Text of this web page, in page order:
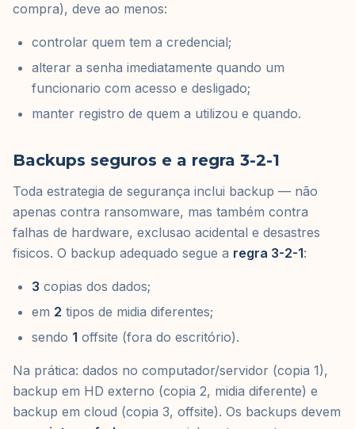
compra), deve ao menos:
controlar quem tem a credencial;
alterar a senha imediatamente quando um
funcionario com acesso e desligado;
manter registro de quem a utilizou e quando.
Backups seguros e a regra 3-2-1
Toda estrategia de segurança inclui backup — não
apenas contra ransomware, mas também contra
falhas de hardware, exclusao acidental e desastres
fisicos. O backup adequado segue a regra 3-2-1:
3 copias dos dados;
em 2 tipos de midia diferentes;
sendo 1 offsite (fora do escritório).
Na prática: dados no computador/servidor (copia 1),
backup em HD externo (copia 2, midia diferente) e
backup em cloud (copia 3, offsite). Os backups devem